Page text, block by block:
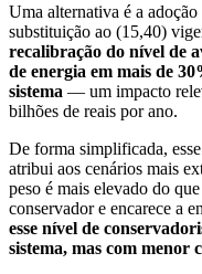
Uma alternativa é a
substituição ao (15,40)
recalibração do nível de
de energia em mais de
sistema — um impacto
bilhões de reais por ano.
De forma simplificada,
atribui aos cenários mais
peso é mais elevado do
conservador e encarece a
esse nível de
sistema, mas com menor